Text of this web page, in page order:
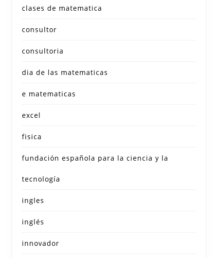
clases de matematica
consultor
consultoria
dia de las matematicas
e matematicas
excel
fisica
fundación española para la ciencia y la
tecnología
ingles
inglés
innovador